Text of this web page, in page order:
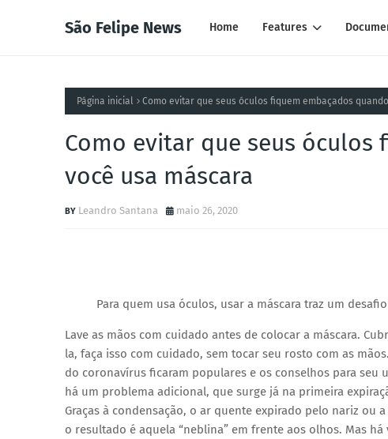
São Felipe News Home Features
Página inicial Como evitar que seus óculos fiquem embaçados
Como evitar que seus óculos
você usa máscara
Leandro Santana maio 26, 2020
Para quem usa óculos, usar a máscara traz um
Lave as mãos com cuidado antes de colocar a máscara.
la, faça isso com cuidado, sem tocar seu rosto com as
do coronavírus ficaram populares e os conselhos para seu
há um problema adicional, que surge já na primeira
Graças à condensação, o ar quente expirado pelo nariz ou
o resultado é aquela “neblina” em frente aos olhos. Mas